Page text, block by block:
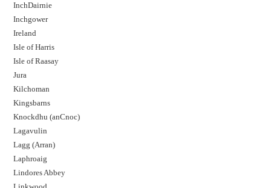
InchDairnie
Inchgower
Ireland
Isle of Harris
Isle of Raasay
Jura
Kilchoman
Kingsbarns
Knockdhu (anCnoc)
Lagavulin
Lagg (Arran)
Laphroaig
Lindores Abbey